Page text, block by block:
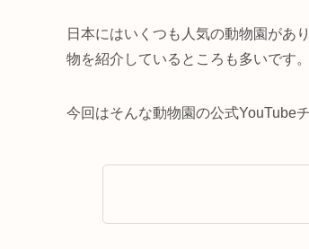
日本にはいくつも人気の動物園があ
物を紹介しているところも多いです。
今回はそんな動物園の公式YouTube